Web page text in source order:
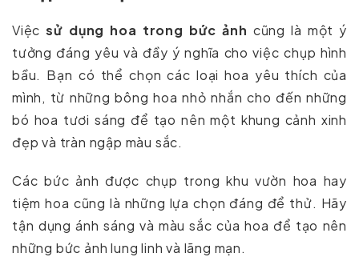
Việcsử dụng hoa trong bức ảnh cũng là một ý
tưởng đáng yêu và đầy ý nghĩa cho việc chụp hình
bầu. Bạn có thể chọn các loại hoa yêu thích của
mình, từ những bông hoa nhỏ nhắn cho đến những
bó hoa tươi sáng để tạo nên một khung cảnh xinh
đẹp và tràn ngập màu sắc.
Các bức ảnh được chụp trong khu vườn hoa hay
tiệm hoa cũng là những lựa chọn đáng để thử. Hãy
tận dụng ánh sáng và màu sắc của hoa để tạo nên
những bức ảnh lung linh và lãng mạn.